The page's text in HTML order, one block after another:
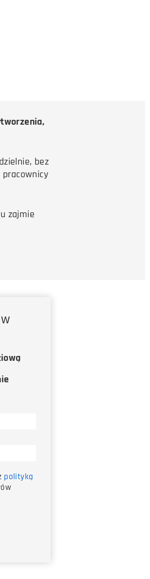
bez
zajmie
polityką